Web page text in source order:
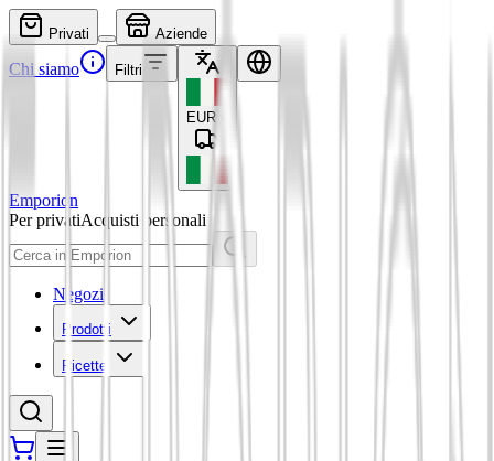
Privati Aziende
Chi siamo Filtri
EUR
Emporion
Per privatiAcquisti personali
Negozi
Prodotti
Ricette